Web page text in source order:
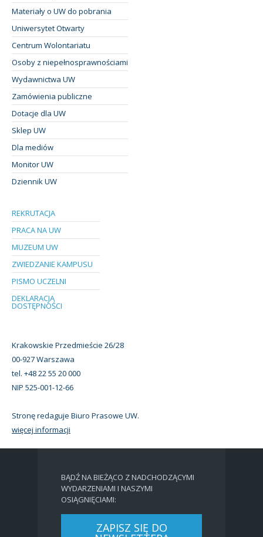
Materiały o UW do pobrania
Uniwersytet Otwarty
Centrum Wolontariatu
Osoby z niepełnosprawnościami
Wydawnictwa UW
Zamówienia publiczne
Dotacje dla UW
Sklep UW
Dla mediów
Monitor UW
Dziennik UW
REKRUTACJA
PRACA NA UW
MUZEUM UW
ZWIEDZANIE KAMPUSU
PISMO UCZELNI
DEKLARACJA
DOSTĘPNOŚCI
Krakowskie Przedmieście 26/28
00-927 Warszawa
tel. +48 22 55 20 000
NIP 525-001-12-66
Stronę redaguje Biuro Prasowe UW.
więcej informacji
BĄDŹ NA BIEŻĄCO Z NADCHODZĄCYMI
WYDARZENIAMI I NASZYMI
OSIĄGNIĘCIAMI:
ZAPISZ SIĘ DO